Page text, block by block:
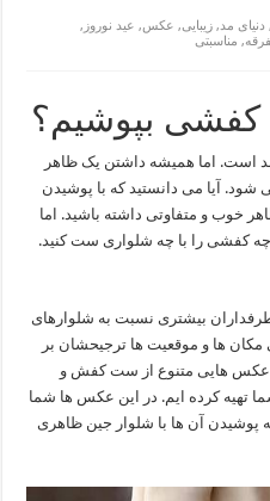
, دنیای مد,زیبایی, عکس, عید نوروز ,
, مناسبتی
کفشی بپوشیم؟
است. اما همیشه داشتن یک ظاهر
آیا می دانستید که با پوشیدن
خوب و متفاوتی داشته باشید. اما
چه کفشی را با چه شلواری ست کنید.
بیشتری نسبت به شلوارهای
مکان ها و موقعیت ها ترجیحشان بر
عکس هایی متنوع از ست کفش و
تهیه کرده ایم. در این عکس ها شما
آن ها با شلوار جین ظاهری